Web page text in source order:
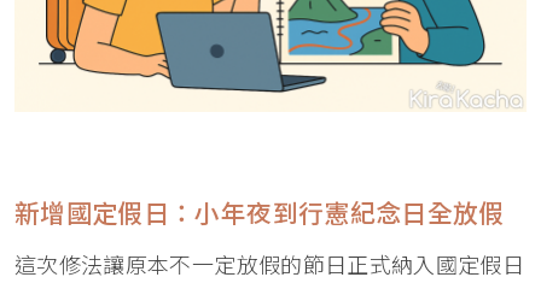
新增國定假日：小年夜到行憲紀念日全放假
這次修法讓原本不一定放假的節日正式納入國定假日